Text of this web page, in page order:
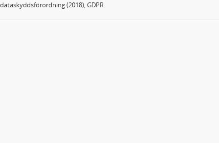
dataskyddsförordning (2018), GDPR.